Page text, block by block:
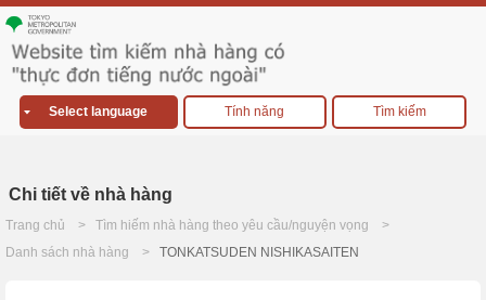
Select language Tính năng Tìm kiếm
Chi tiết về nhà hàng
Trang chủ
Tìm hiếm nhà hàng theo yêu cầu/nguyện vọng
Danh sách nhà hàng
TONKATSUDEN NISHIKASAITEN